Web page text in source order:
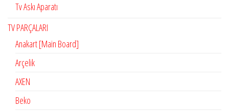
Tv Askı Aparatı
TV PARÇALARI
Anakart [Main Board]
Arçelik
AXEN
Beko